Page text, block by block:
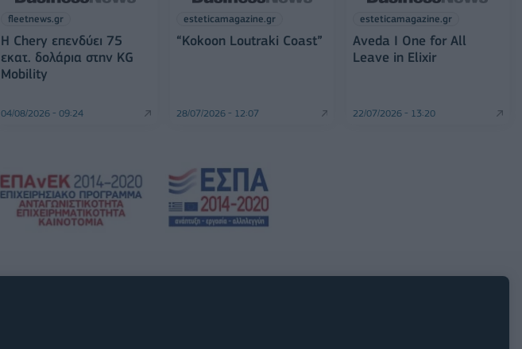
fleetnews.gr
Η Chery επενδύει 75
εκατ. δολάρια στην KG
Mobility
04/08/2026 - 09:24
esteticamagazine.gr
“Kokoon Loutraki Coast”
28/07/2026 - 12:07
esteticamagazine.gr
Aveda I One for All
Leave in Elixir
22/07/2026 - 13:20